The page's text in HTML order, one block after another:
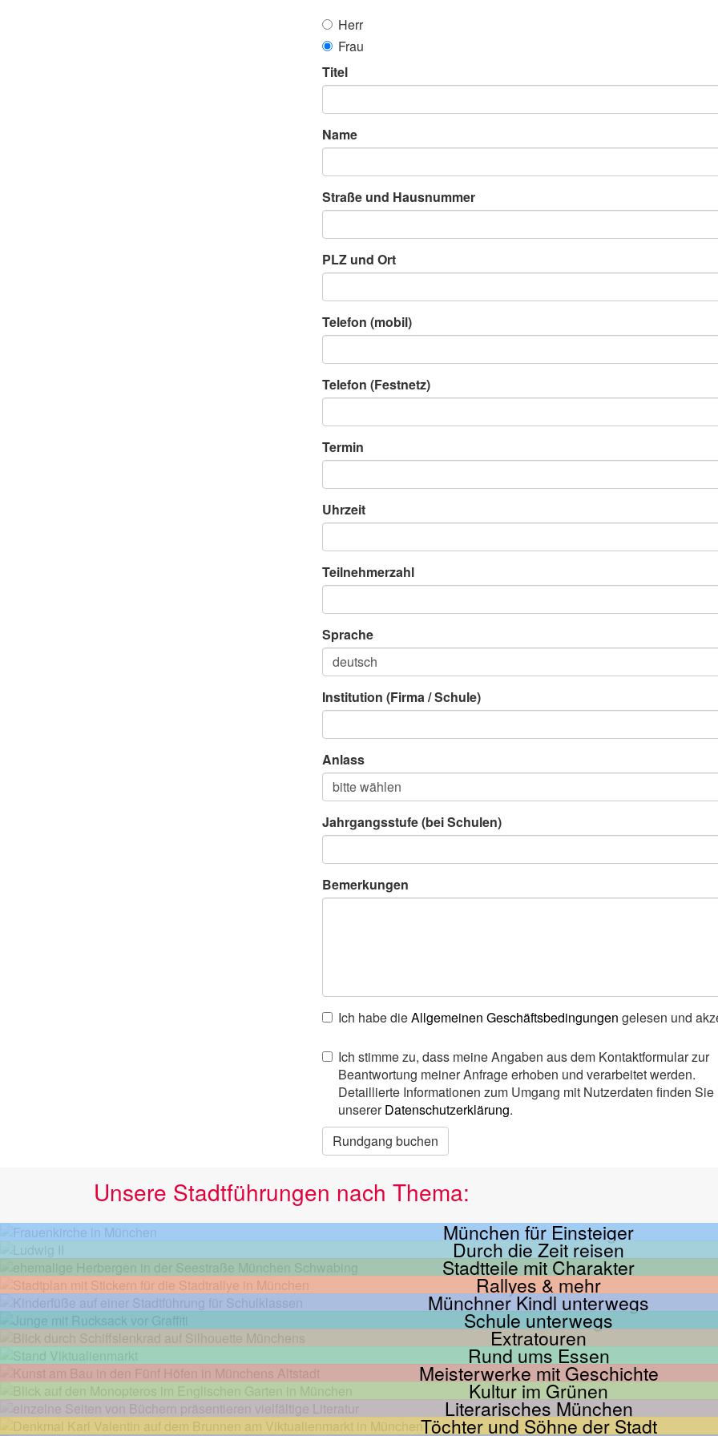
Herr
Frau
Titel
Name
Straße und Hausnummer
PLZ und Ort
Telefon (mobil)
Telefon (Festnetz)
Termin
Uhrzeit
Teilnehmerzahl
Sprache
Institution (Firma / Schule)
Anlass
Jahrgangsstufe (bei Schulen)
Bemerkungen
Ich habe dieAllgemeinen Geschäftsbedingungen gelesen und
Ich stimme zu, dass meine Angaben aus dem Kontaktformular zur
Beantwortung meiner Anfrage erhoben und verarbeitet werden.
Detaillierte Informationen zum Umgang mit Nutzerdaten finden Sie
unsererDatenschutzerklärung.
Rundgang buchen
Unsere Stadtführungen nach Thema:
München für Einsteiger
Durch die Zeit reisen
Stadtteile mit Charakter
Rallyes & mehr
Münchner Kindl unterwegs
Schule unterwegs
Extratouren
Rund ums Essen
Meisterwerke mit Geschichte
Kultur im Grünen
Literarisches München
Töchter und Söhne der Stadt